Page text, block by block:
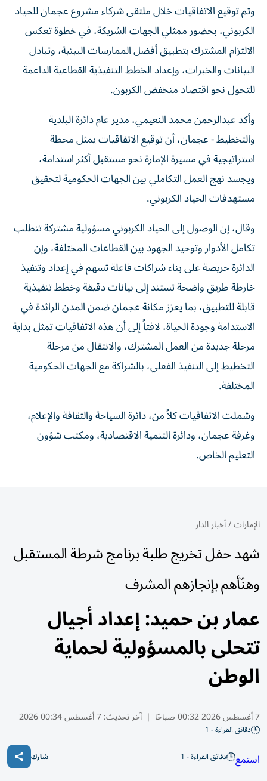
وتم توقيع الاتفاقيات خلال ملتقى شركاء مشروع عجمان للحياد
الكربوني، بحضور ممثلي الجهات الشريكة، في خطوة تعكس
الالتزام المشترك بتطبيق أفضل الممارسات البيئية، وتبادل
البيانات والخبرات، وإعداد الخطط التنفيذية القطاعية الداعمة
للتحول نحو اقتصاد منخفض الكربون.
وأكد عبدالرحمن محمد النعيمي، مدير عام دائرة البلدية
والتخطيط - عجمان، أن توقيع الاتفاقيات يمثل محطة
استراتيجية في مسيرة الإمارة نحو مستقبل أكثر استدامة،
ويجسد نهج العمل التكاملي بين الجهات الحكومية لتحقيق
مستهدفات الحياد الكربوني.
وقال، إن الوصول إلى الحياد الكربوني مسؤولية مشتركة تتطلب
تكامل الأدوار وتوحيد الجهود بين القطاعات المختلفة، وإن
الدائرة حريصة على بناء شراكات فاعلة تسهم في إعداد وتنفيذ
خارطة طريق واضحة تستند إلى بيانات دقيقة وخطط تنفيذية
قابلة للتطبيق، بما يعزز مكانة عجمان ضمن المدن الرائدة في
الاستدامة وجودة الحياة، لافتاً إلى أن هذه الاتفاقيات تمثل بداية
مرحلة جديدة من العمل المشترك، والانتقال من مرحلة
التخطيط إلى التنفيذ الفعلي، بالشراكة مع الجهات الحكومية
المختلفة.
وشملت الاتفاقيات كلاً من، دائرة السياحة والثقافة والإعلام،
وغرفة عجمان، ودائرة التنمية الاقتصادية، ومكتب شؤون
التعليم الخاص.
الإمارات/أخبار الدار
شهد حفل تخريج طلبة برنامج شرطة المستقبل
وهنّأهم بإنجازهم المشرف
عمار بن حميد: إعداد أجيال
تتحلى بالمسؤولية لحماية
الوطن
7 أغسطس 2026 00:32 صباحًا | آخر تحديث:7 أغسطس 00:34 2026
دقائق القراءة - 1
استمع دقائق القراءة - 1 شارك